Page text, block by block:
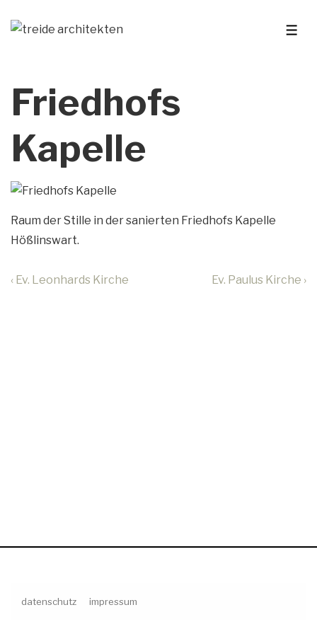
Friedhofs
Kapelle
Raum der Stille in der sanierten Friedhofs Kapelle
Hößlinswart.
‹ Ev. Leonhards Kirche Ev. Paulus Kirche ›
datenschutz impressum